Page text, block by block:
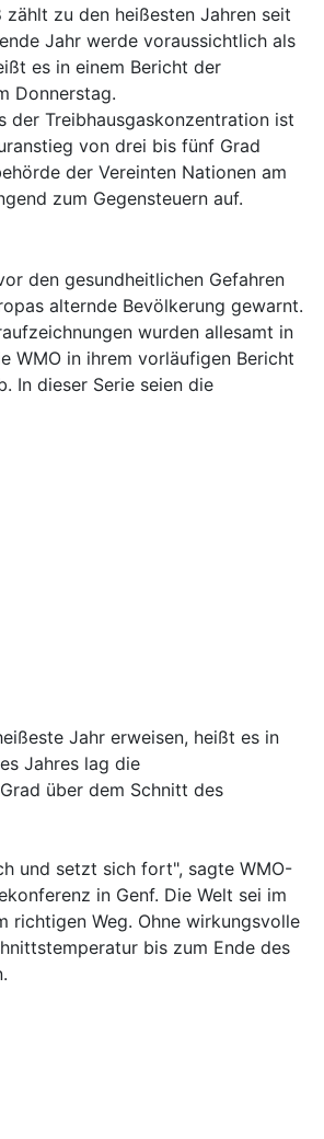
zu den heißesten Jahren seit
Jahr werde voraussichtlich als
es in einem Bericht der
Donnerstag.
der Treibhausgaskonzentration ist
von drei bis fünf Grad
der Vereinten Nationen am
zum Gegensteuern auf.
den gesundheitlichen Gefahren
alternde Bevölkerung gewarnt.
wurden allesamt in
WMO in ihrem vorläufigen Bericht
In dieser Serie seien die
Jahr erweisen, heißt es in
Jahres lag die
über dem Schnitt des
und setzt sich fort", sagte WMO-
in Genf. Die Welt sei im
richtigen Weg. Ohne wirkungsvolle
bis zum Ende des